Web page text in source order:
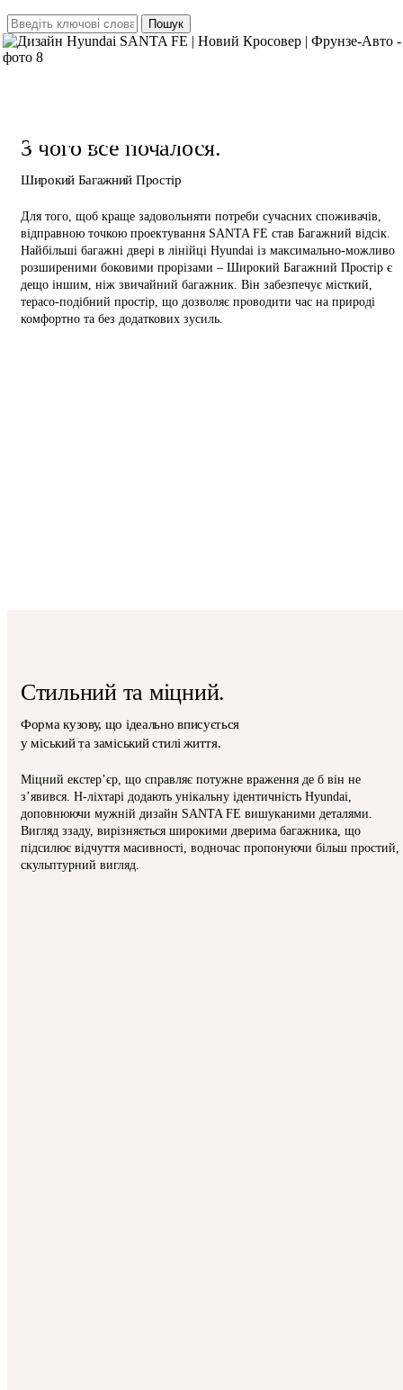
Вишуканий та Міцний
З чого все почалося.
Широкий Багажний Простір
Для того, щоб краще задовольняти потреби сучасних споживачів,
відправною точкою проектування SANTA FE став Багажний відсік.
Найбільші багажні двері в лінійці Hyundai із максимально-можливо
розширеними боковими прорізами – Широкий Багажний Простір є
дещо іншим, ніж звичайний багажник. Він забезпечує місткий,
терасо-подібний простір, що дозволяє проводити час на природі
комфортно та без додаткових зусиль.
Стильний та міцний.
Форма кузову, що ідеально вписується
у міський та заміський стилі життя.
Міцний екстер’єр, що справляє потужне враження де б він не
з’явився. H-ліхтарі додають унікальну ідентичність Hyundai,
доповнюючи мужній дизайн SANTA FE вишуканими деталями.
Вигляд ззаду, вирізняється широкими дверима багажника, що
підсилює відчуття масивності, водночас пропонуючи більш простий,
скульптурний вигляд.